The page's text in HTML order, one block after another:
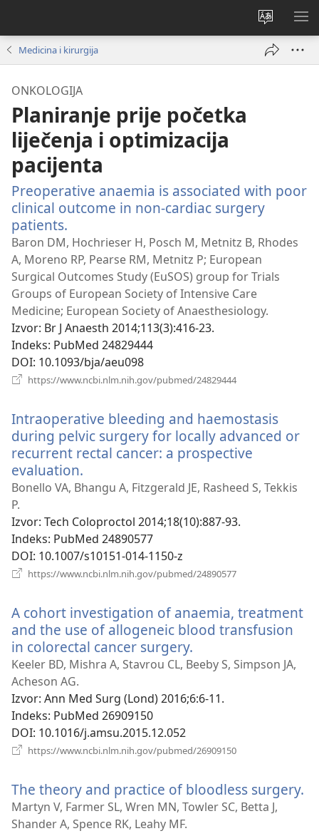
Promijeni
jezik
Medicina i kirurgija
ONKOLOGIJA
Planiranje prije početka
liječenja i optimizacija
pacijenta
Preoperative anaemia is associated with poor
clinical outcome in non-cardiac surgery
patients.
se
novi
prozor)
Baron DM, Hochrieser H, Posch M, Metnitz B, Rhodes
A, Moreno RP, Pearse RM, Metnitz P; European
Surgical Outcomes Study (EuSOS) group for Trials
Groups of European Society of Intensive Care
Medicine; European Society of Anaesthesiology.
Izvor‎: Br J Anaesth 2014;113(3):416-23.
Indeks‎: PubMed 24829444
DOI‎: 10.1093/bja/aeu098
https://www.ncbi.nlm.nih.gov/pubmed/24829444
prozor)
Intraoperative bleeding and haemostasis
during pelvic surgery for locally advanced or
recurrent rectal cancer: a prospective
evaluation.
se
prozor)
Bonello VA, Bhangu A, Fitzgerald JE, Rasheed S, Tekkis
P.
Izvor‎: Tech Coloproctol 2014;18(10):887-93.
Indeks‎: PubMed 24890577
DOI‎: 10.1007/s10151-014-1150-z
https://www.ncbi.nlm.nih.gov/pubmed/24890577
prozor)
A cohort investigation of anaemia, treatment
and the use of allogeneic blood transfusion
in colorectal cancer surgery.
se
prozor)
Keeler BD, Mishra A, Stavrou CL, Beeby S, Simpson JA,
Acheson AG.
Izvor‎: Ann Med Surg (Lond) 2016;6:6-11.
Indeks‎: PubMed 26909150
DOI‎: 10.1016/j.amsu.2015.12.052
https://www.ncbi.nlm.nih.gov/pubmed/26909150
prozor)
The theory and practice of bloodless surgery.
Martyn V, Farmer SL, Wren MN, Towler SC, Betta J,
Shander A, Spence RK, Leahy MF.